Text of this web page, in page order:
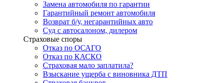
Замена автомобиля по гарантии
Гарантийный ремонт автомобиля
Возврат б/у, негарантийных авто
Суд с автосалоном, дилером
Страховые споры
Отказ по ОСАГО
Отказ по КАСКО
Страховая мало заплатила?
Взыскание ущерба с виновника ДТП